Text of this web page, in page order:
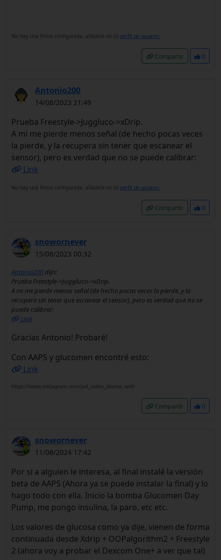
No hay una firma configurada, añádela en tú perfil de usuario.
Compartir 0
Antonio200
14/08/2023 21:49
Prueba Freestyle->Juggluco->xDrip.
A mi me pierde menos señal (de hecho pocas veces
la pierde, y la recupera sin tener que escanear el
sensor), pero es verdad que no se puede calibrar:
Link
No hay una firma configurada, añádela en tú perfil de usuario.
Compartir 0
snowornever
15/08/2023 00:32
Antonio200 dijo:
Prueba Freestyle->Juggluco->xDrip.
A mi me pierde menos señal (de hecho pocas veces la pierde, y la
recupera sin tener que escanear el sensor), pero es verdad que no se
puede calibrar:
Link
Gracias Antonio! Probaré!
Con AAPS y glucomen encontré esto:
Link
https://www.instagram.com/pol_video_diseno_web
Compartir 0
snowornever
11/08/2024 17:42
Por si a alguien le interesa, al final instalé la versión
beta de AAPS (Ahora ya se puede instalar la final) y lo
hago todo con ella. Inicio la bomba Glucomen Day
Pump, me pongo insulina, la paro, etc etc.
Los valores de glucosa como ya dije, vienen de forma
continuada desde Xdrip + OOPalgorithm2 + Freestyle
2 (ahora voy a probar el Dexcom One+ a ver que tal)